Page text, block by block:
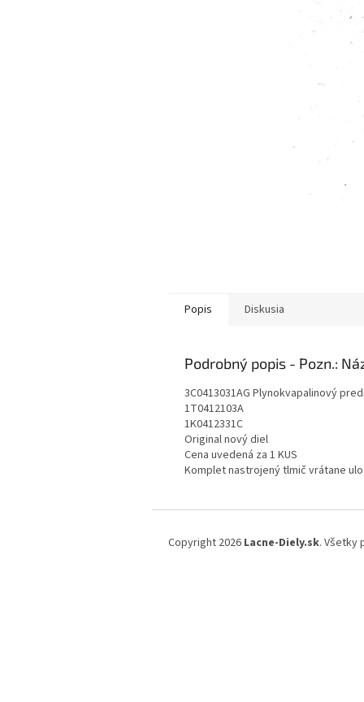
Popis Diskusia
Podrobný popis
3C0413031AG Plynokvapalinový
1T0412103A
1K0412331C
Original nový diel
Cena uvedená za 1 KUS
Komplet nastrojený tlmič vrátane
Copyright 2026 Lacne-Diely.sk. Všetky